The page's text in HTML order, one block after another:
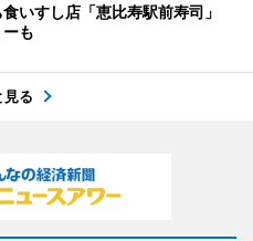
いすし店「恵比寿駅前寿司」
も
見る